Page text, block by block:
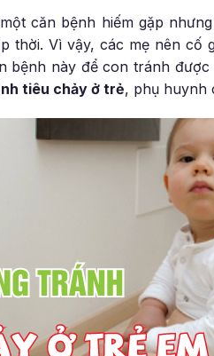
căn bệnh hiếm gặp
thời. Vì vậy, các mẹ nên cố
bệnh này để con tránh
tiêu chảy ở trẻ, phụ huynh